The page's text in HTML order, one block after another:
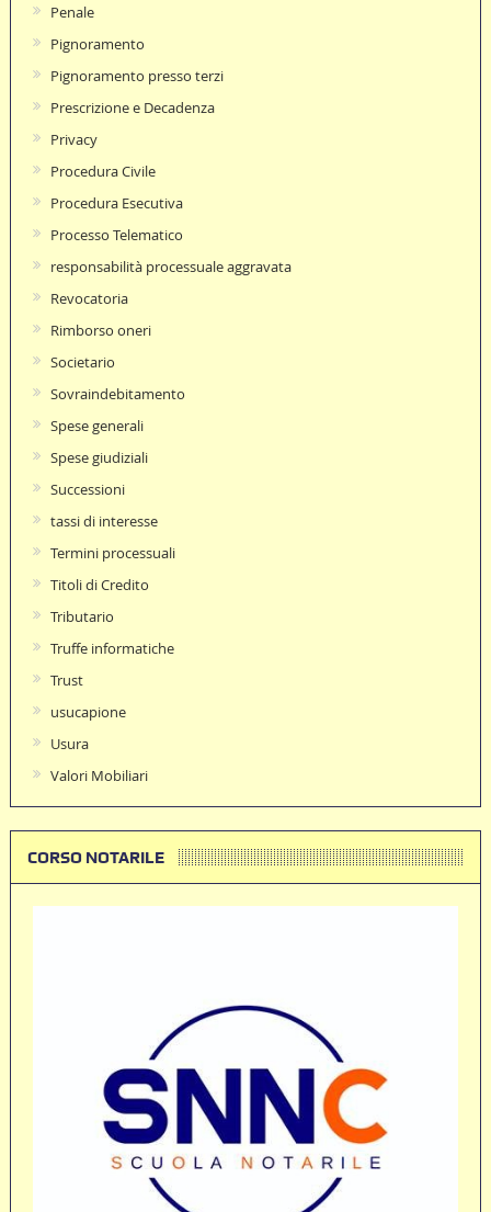
Penale
Pignoramento
Pignoramento presso terzi
Prescrizione e Decadenza
Privacy
Procedura Civile
Procedura Esecutiva
Processo Telematico
responsabilità processuale aggravata
Revocatoria
Rimborso oneri
Societario
Sovraindebitamento
Spese generali
Spese giudiziali
Successioni
tassi di interesse
Termini processuali
Titoli di Credito
Tributario
Truffe informatiche
Trust
usucapione
Usura
Valori Mobiliari
CORSO NOTARILE